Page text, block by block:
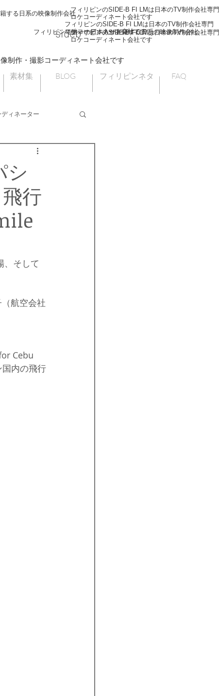
sideb
フィリピンで唯一の日本人が在籍する日系の映像制作会社
フィリピンのSIDE-B FI LMは日本のTV制作会社専門
ロケコーディネート会社です
フィリピンのSIDE-B FI LMは日本のTV制作会社専門
ロケコーディネート会社です
する日系の映像制作会社
フィリピンのSIDE-B FI LMは日本のTV制作会社専門
ロケコーディネート会社です
制作・撮影コーディネート会社です
素材集 BLOG フィリピンネタ FAQ
ィネーター
ライステラス
ロケ
ミンダナオ島
シ
行
、そして
航空会社
Cebu
内の飛行